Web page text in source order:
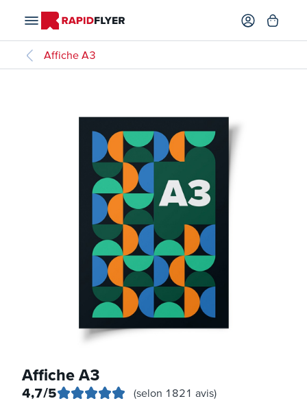
Affiche A3
Affiche A3
4,7/5
(selon 1821 avis)